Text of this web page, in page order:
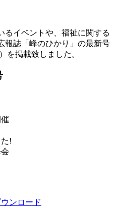
るイベントや、福祉に関する
報誌「峰のひかり」の最新号
を掲載致しました。
!